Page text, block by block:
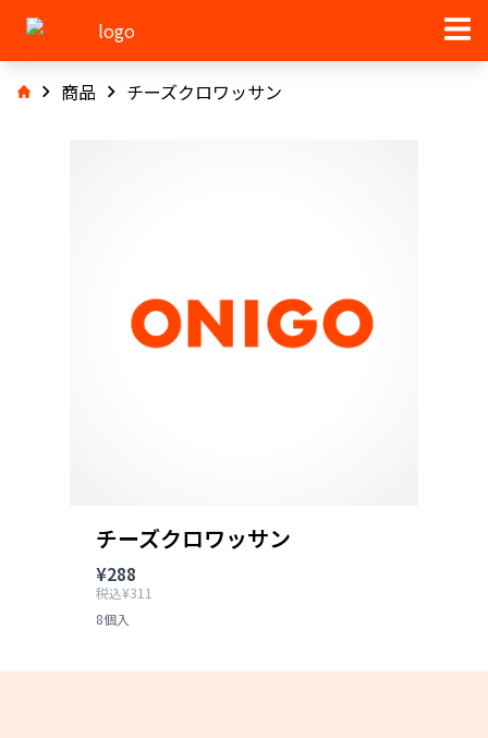
商品 チーズクロワッサン
チーズクロワッサン
¥288
税込¥311
8個入